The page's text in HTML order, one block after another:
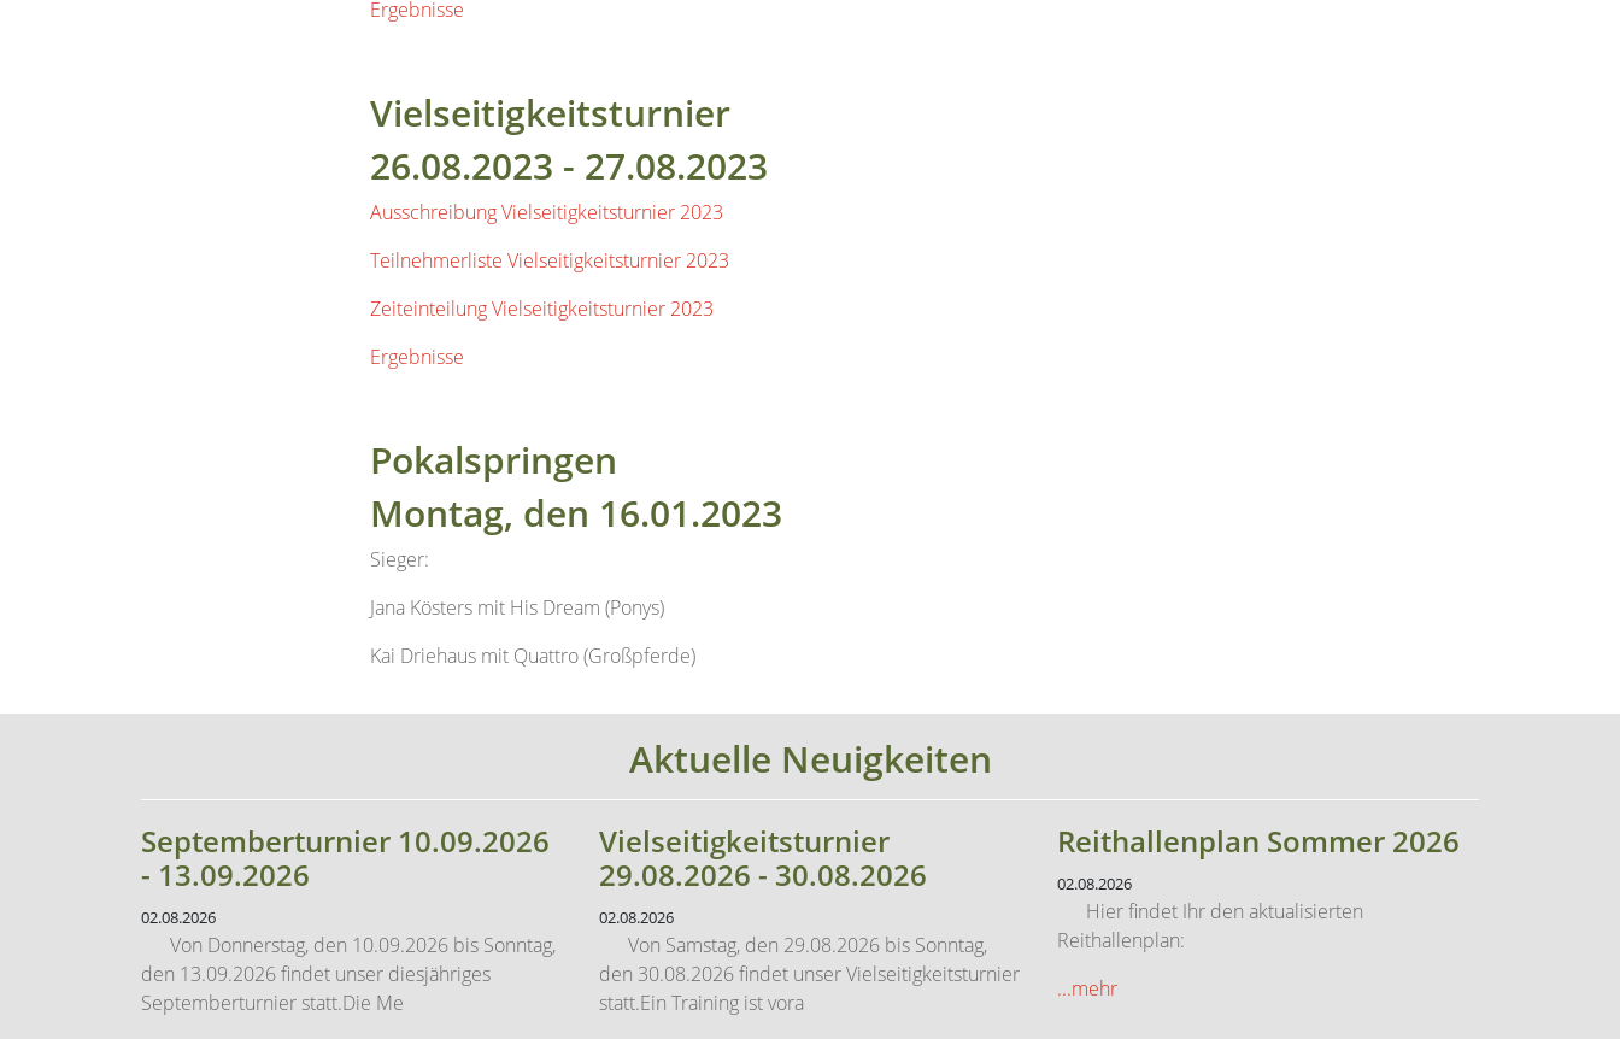
Vielseitigkeitsturnier
Ausschreibung Vielseitigkeitsturnier 2023
Teilnehmerliste Vielseitigkeitsturnier 2023
Zeiteinteilung Vielseitigkeitsturnier 2023
Ergebnisse
Pokalspringen
Sieger:
Jana Kösters mit His Dream (Ponys)
Kai Driehaus mit Quattro (Großpferde)
Aktuelle Neuigkeiten
02.08.2026
Von Donnerstag, den 10.09.2026 bis Sonntag,
den 13.09.2026 findet unser diesjähriges
Septemberturnier statt.Die Me
...mehr
Vielseitigkeitsturnier
29.08.2026 - 30.08.2026
02.08.2026
Von Samstag, den 29.08.2026 bis Sonntag,
den 30.08.2026 findet unser Vielseitigkeitsturnier
statt.Ein Training ist vora
...mehr
02.08.2026
Hier findet Ihr den aktualisierten
Reithallenplan:
...mehr